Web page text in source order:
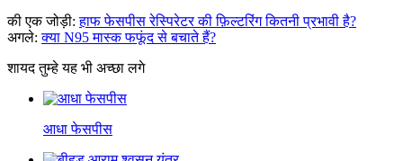
की एक जोड़ी:हाफ फेसपीस रेस्पिरेटर की फ़िल्टरिंग कितनी प्रभावी है?
अगले:क्या N95 मास्क फफूंद से बचाते हैं?
शायद तुम्हे यह भी अच्छा लगे
आधा फेसपीस